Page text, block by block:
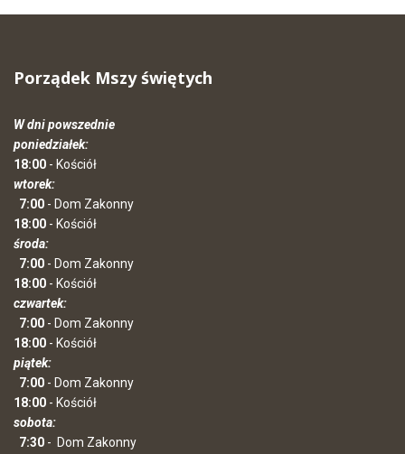
Porządek Mszy świętych
W dni powszednie
poniedziałek:
18:00 - Kościół
wtorek:
7:00 - Dom Zakonny
18:00 - Kościół
środa:
7:00 - Dom Zakonny
18:00 - Kościół
czwartek:
7:00 - Dom Zakonny
18:00 - Kościół
piątek:
7:00 - Dom Zakonny
18:00 - Kościół
sobota:
7:30 - Dom Zakonny